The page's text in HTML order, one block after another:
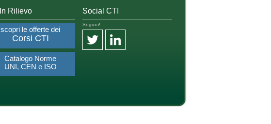
In Rilievo
scopri le offerte dei
Corsi CTI
Catalogo Norme
UNI, CEN e ISO
Social CTI
Seguici!